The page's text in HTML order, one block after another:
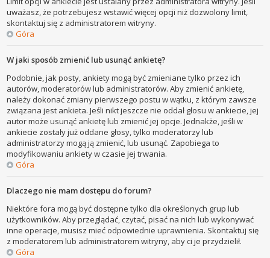
uważasz, że potrzebujesz wstawić więcej opcji niż dozwolony limit,
skontaktuj się z administratorem witryny.
Góra
W jaki sposób zmienić lub usunąć ankietę?
Podobnie, jak posty, ankiety mogą być zmieniane tylko przez ich
autorów, moderatorów lub administratorów. Aby zmienić ankietę,
należy dokonać zmiany pierwszego postu w wątku, z którym zawsze
związana jest ankieta. Jeśli nikt jeszcze nie oddał głosu w ankiecie, jej
autor może usunąć ankietę lub zmienić jej opcje. Jednakże, jeśli w
ankiecie zostały już oddane głosy, tylko moderatorzy lub
administratorzy mogą ją zmienić, lub usunąć. Zapobiega to
modyfikowaniu ankiety w czasie jej trwania.
Góra
Dlaczego nie mam dostępu do forum?
Niektóre fora mogą być dostępne tylko dla określonych grup lub
użytkowników. Aby przeglądać, czytać, pisać na nich lub wykonywać
inne operacje, musisz mieć odpowiednie uprawnienia. Skontaktuj się
z moderatorem lub administratorem witryny, aby ci je przydzielił.
Góra